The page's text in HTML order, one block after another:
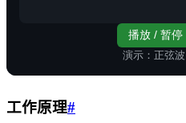
工作原理#